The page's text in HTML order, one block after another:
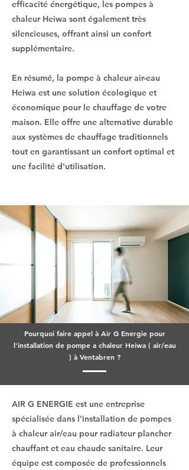
efficacité énergétique, les pompes à
chaleur Heiwa sont également très
silencieuses, offrant ainsi un confort
supplémentaire.
En résumé, la pompe à chaleur air-eau
Heiwa est une solution écologique et
économique pour le chauffage de votre
maison. Elle offre une alternative durable
aux systèmes de chauffage traditionnels
tout en garantissant un confort optimal et
une facilité d'utilisation.
Pourquoi faire appel à Air G Energie pour
l'installation de pompe a chaleur Heiwa ( air/eau
) à Ventabren ?
AIR G ENERGIE est une entreprise
spécialisée dans l'installation de pompes
à chaleur air/eau pour radiateur plancher
chauffant et eau chaude sanitaire. Leur
équipe est composée de professionnels